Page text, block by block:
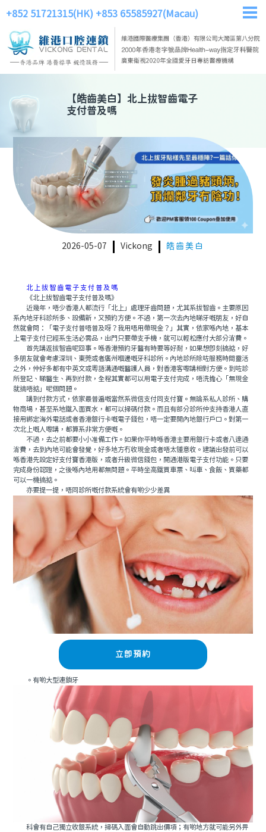
+852 51721315(HK) +853 65585927(Macau)
【皓齒美白】 北上拔智齒電子
支付普及嗎
2026-05-07 Vickong 皓齒美白
北上拔智齒電子支付普及嗎
《北上拔智齒電子支付普及嗎》
近幾年，唔少香港人都流行「北上」處理牙齒問題，尤其系拔智齒。主要原因
系內地牙科診所多、設備新，又預約方便。不過，第一次去內地睇牙嘅朋友，好自
然就會問：「電子支付普唔普及呀？我用唔用帶現金？」其實，依家喺內地，基本
上電子支付已經系生活必需品，出門只要帶支手機，就可以輕松應付大部分消費。
首先講返拔智齒呢回事。喺香港預約牙醫有時要等好耐，如果想即刻搞掂，好
多朋友就會考慮深圳、東莞或者廣州嗰邊嘅牙科診所。內地診所除咗服務時間靈活
之外，仲好多都有中英文或粵語溝通嘅醫護人員，對香港客嚟講相對方便。到咗診
所登記、睇醫生、再到付款，全程其實都可以用電子支付完成，唔洗擔心「無現金
就搞唔掂」呢個問題。
講到付款方式，依家最普遍嘅當然系微信支付同支付寶。無論系私人診所、購
物商場，甚至系地鐵入面買水，都可以掃碼付款。而且有部分診所仲支持香港人直
接用綁定海外電話或者香港銀行卡嘅電子錢包，唔一定要開內地銀行戶口。對第一
次北上嘅人嚟講，都算系非常方便嘅。
不過，去之前都要小小准備工作。如果你平時喺香港主要用銀行卡或者八達通
消費，去到內地可能會發覺，好多地方冇收現金或者唔太锺意收。建議出發前可以
喺香港先設定好支付寶香港版，或者升級微信錢包，開通港版電子支付功能。只要
完成身份認證，之後喺內地用都無問題。平時坐高鐵買車票、叫車、食飯、買藥都
可以一機搞掂。
亦要提一提，唔同診所嘅付款系統會有啲少少差異
立即預約
。有啲大型連鎖牙
科會有自己獨立收銀系統，掃碼入面會自動跳出價項；有啲地方就可能另外畀